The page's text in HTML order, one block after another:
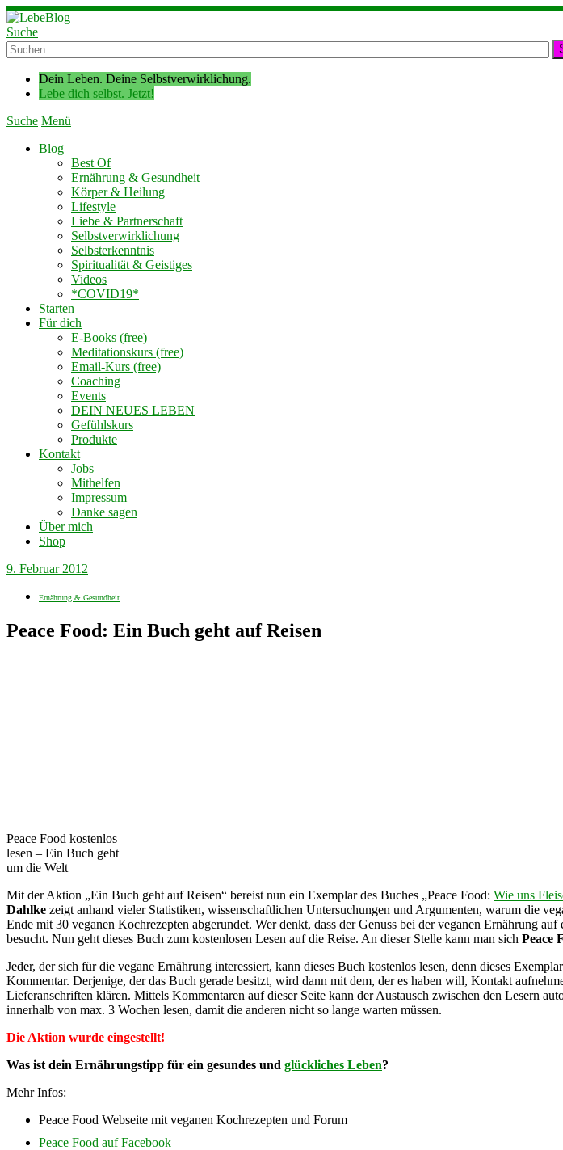
Suche
Dein Leben. Deine Selbstverwirklichung.
Lebe dich selbst. Jetzt!
Suche Menü
Blog
Best Of
Ernährung & Gesundheit
Körper & Heilung
Lifestyle
Liebe & Partnerschaft
Selbstverwirklichung
Selbsterkenntnis
Spiritualität & Geistiges
Videos
*COVID19*
Starten
Für dich
E-Books (free)
Meditationskurs (free)
Email-Kurs (free)
Coaching
Events
DEIN NEUES LEBEN
Gefühlskurs
Produkte
Kontakt
Jobs
Mithelfen
Impressum
Danke sagen
Über mich
Shop
9. Februar 2012
Ernährung & Gesundheit
Peace Food: Ein Buch geht auf Reisen
Peace Food kostenlos
lesen – Ein Buch geht
um die Welt
Mit der Aktion „Ein Buch geht auf Reisen“ bereist nun ein Exemplar des Buches „Peace Food: Wie uns
Dahlke zeigt anhand vieler Statistiken, wissenschaftlichen Untersuchungen und Argumenten, warum die
Ende mit 30 veganen Kochrezepten abgerundet. Wer denkt, dass der Genuss bei der veganen Ernährung
besucht. Nun geht dieses Buch zum kostenlosen Lesen auf die Reise. An dieser Stelle kann man sich Peace
Jeder, der sich für die vegane Ernährung interessiert, kann dieses Buch kostenlos lesen, denn dieses
Kommentar. Derjenige, der das Buch gerade besitzt, wird dann mit dem, der es haben will, Kontakt
Lieferanschriften klären. Mittels Kommentaren auf dieser Seite kann der Austausch zwischen den Lesern
innerhalb von max. 3 Wochen lesen, damit die anderen nicht so lange warten müssen.
Die Aktion wurde eingestellt!
Was ist dein Ernährungstipp für ein gesundes und glückliches Leben?
Mehr Infos:
Peace Food Webseite mit veganen Kochrezepten und Forum
Peace Food auf Facebook